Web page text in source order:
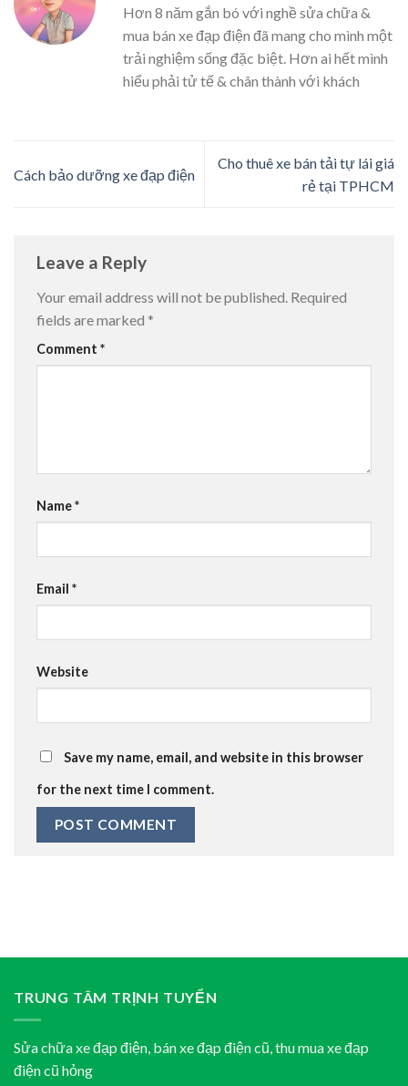
Hơn 8 năm gắn bó với nghề sửa chữa &
mua bán xe đạp điện đã mang cho mình một
trải nghiệm sống đặc biệt. Hơn ai hết mình
hiểu phải tử tế & chân thành với khách
Cách bảo dưỡng xe đạp điện
Cho thuê xe bán tải tự lái giá
rẻ tại TPHCM
Leave a Reply
Your email address will not be published. Required
fields are marked *
Comment *
Name*
Email *
Website
Save my name, email, and website in this browser
for the next time I comment.
TRUNG TÂM TRỊNH TUYỂN
Sửa chữa xe đạp điện, bán xe đạp điện cũ, thu mua xe đạp
điện cũ hỏng